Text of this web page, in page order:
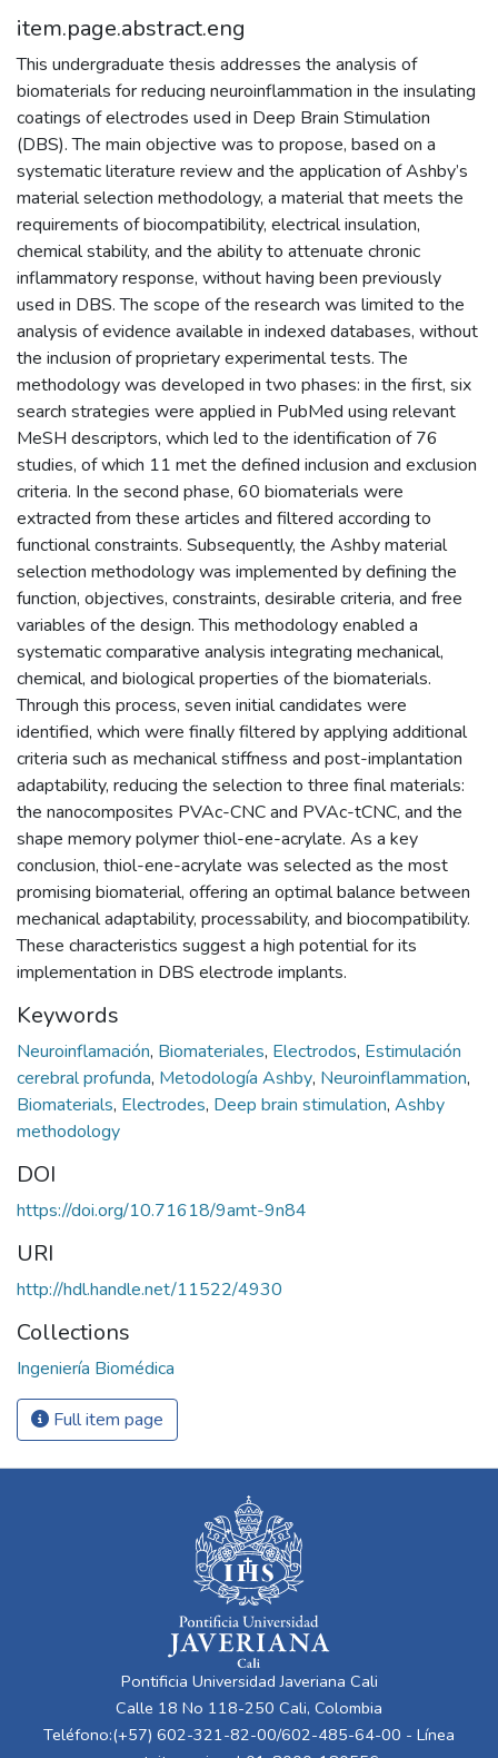
item.page.abstract.eng
This undergraduate thesis addresses the analysis of
biomaterials for reducing neuroinflammation in the insulating
coatings of electrodes used in Deep Brain Stimulation
(DBS). The main objective was to propose, based on a
systematic literature review and the application of Ashby’s
material selection methodology, a material that meets the
requirements of biocompatibility, electrical insulation,
chemical stability, and the ability to attenuate chronic
inflammatory response, without having been previously
used in DBS. The scope of the research was limited to the
analysis of evidence available in indexed databases, without
the inclusion of proprietary experimental tests. The
methodology was developed in two phases: in the first, six
search strategies were applied in PubMed using relevant
MeSH descriptors, which led to the identification of 76
studies, of which 11 met the defined inclusion and exclusion
criteria. In the second phase, 60 biomaterials were
extracted from these articles and filtered according to
functional constraints. Subsequently, the Ashby material
selection methodology was implemented by defining the
function, objectives, constraints, desirable criteria, and free
variables of the design. This methodology enabled a
systematic comparative analysis integrating mechanical,
chemical, and biological properties of the biomaterials.
Through this process, seven initial candidates were
identified, which were finally filtered by applying additional
criteria such as mechanical stiffness and post-implantation
adaptability, reducing the selection to three final materials:
the nanocomposites PVAc-CNC and PVAc-tCNC, and the
shape memory polymer thiol-ene-acrylate. As a key
conclusion, thiol-ene-acrylate was selected as the most
promising biomaterial, offering an optimal balance between
mechanical adaptability, processability, and biocompatibility.
These characteristics suggest a high potential for its
implementation in DBS electrode implants.
Keywords
Neuroinflamación, Biomateriales, Electrodos, Estimulación
cerebral profunda, Metodología Ashby, Neuroinflammation,
Biomaterials, Electrodes, Deep brain stimulation, Ashby
methodology
DOI
https://doi.org/10.71618/9amt-9n84
URI
http://hdl.handle.net/11522/4930
Collections
Ingeniería Biomédica
Full item page
Pontificia Universidad Javeriana Cali
Calle 18 No 118-250 Cali, Colombia
Teléfono:(+57) 602-321-82-00/602-485-64-00 - Línea